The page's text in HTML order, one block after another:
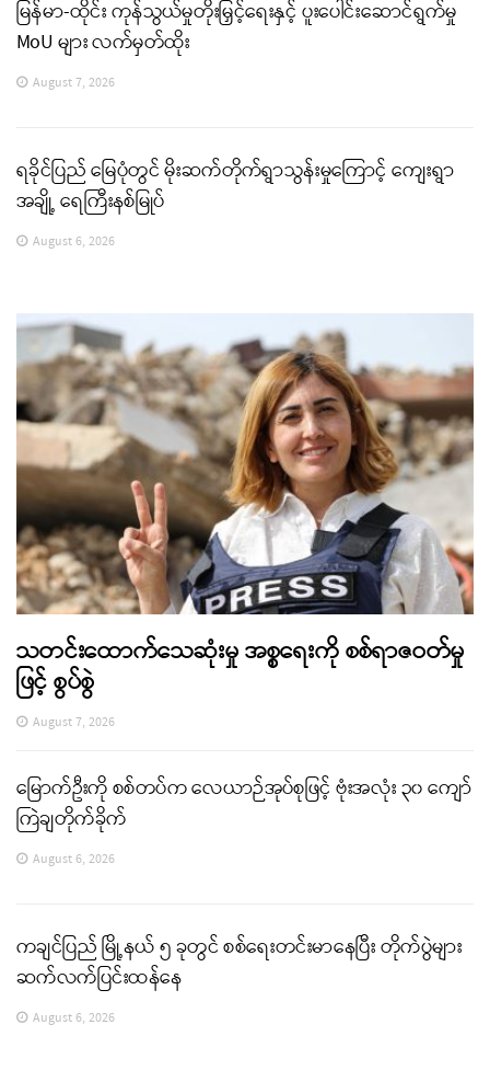
မြန်မာ-ထိုင်း ကုန်သွယ်မှုတိုးမြှင့်ရေးနှင့် ပူးပေါင်းဆောင်ရွက်မှု
MoU များ လက်မှတ်ထိုး
August 7, 2026
ရခိုင်ပြည် မြေပုံတွင် မိုးဆက်တိုက်ရွာသွန်းမှုကြောင့် ကျေးရွာ
အချို့ ရေကြီးနစ်မြုပ်
August 6, 2026
သတင်းထောက်သေဆုံးမှု အစ္စရေးကို စစ်ရာဇဝတ်မှု
ဖြင့် စွပ်စွဲ
August 7, 2026
မြောက်ဦးကို စစ်တပ်က လေယာဉ်အုပ်စုဖြင့် ဗုံးအလုံး ၃၀ ကျော်
ကြဲချတိုက်ခိုက်
August 6, 2026
ကချင်ပြည် မြို့နယ် ၅ ခုတွင် စစ်ရေးတင်းမာနေပြီး တိုက်ပွဲများ
ဆက်လက်ပြင်းထန်နေ
August 6, 2026